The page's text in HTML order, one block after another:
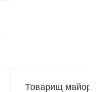
Товарищ майор.